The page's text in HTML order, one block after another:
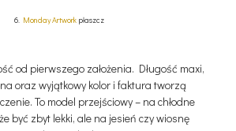
6. Monday Artwork płaszcz
od pierwszego założenia. Długość maxi,
oraz wyjątkowy kolor i faktura tworzą
To model przejściowy – na chłodne
być zbyt lekki, ale na jesień czy wiosnę